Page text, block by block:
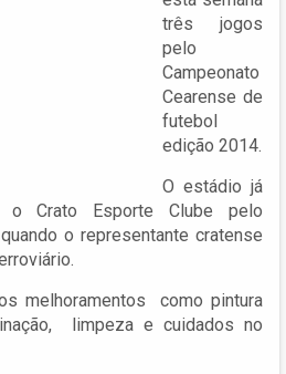
três jogos
pelo
Campeonato
Cearense de
futebol
edição 2014.
O estádio já
Crato Esporte Clube pelo
o representante cratense
melhoramentos como pintura
limpeza e cuidados no